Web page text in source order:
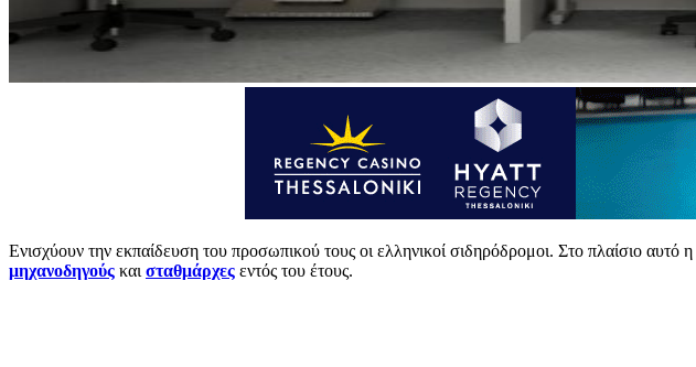
Ενισχύουν την εκπαίδευση του προσωπικού τους οι ελληνικοί σιδηρόδρομοι. Στο πλαίσιο αυτό η
μηχανοδηγούς και σταθμάρχες εντός του έτους.